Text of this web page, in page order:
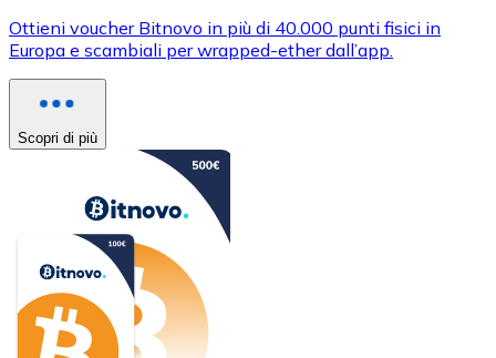
Ottieni voucher Bitnovo in più di 40.000 punti fisici in
Europa e scambiali per wrapped-ether dall’app.
Scopri di più